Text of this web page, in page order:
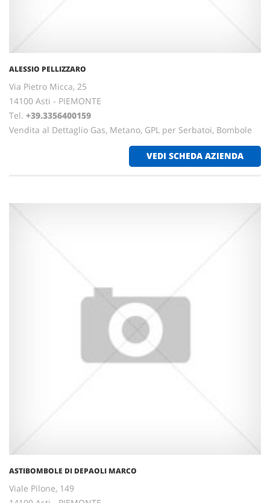
ALESSIO PELLIZZARO
Via Pietro Micca, 25
14100 Asti - PIEMONTE
Tel. +39.3356400159
Vendita al Dettaglio Gas, Metano, GPL per Serbatoi, Bombole
VEDI SCHEDA AZIENDA
ASTIBOMBOLE DI DEPAOLI MARCO
Viale Pilone, 149